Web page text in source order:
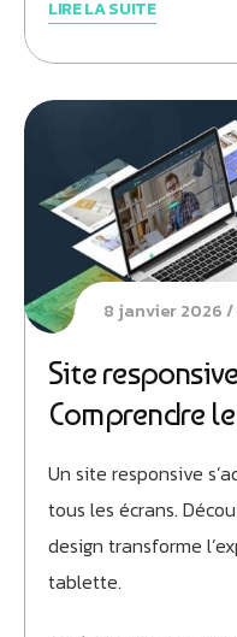
LIRE LA SUITE
8 janvier 2026
Site
Comprendre
Un site responsive
tous les écrans.
design transforme
tablette.